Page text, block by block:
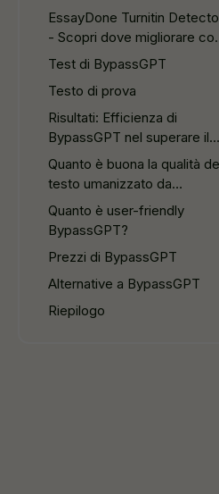
EssayDone Turnitin
- Scopri dove migliorare
punteggi AI
Test di BypassGPT
Testo di prova
Risultati: Efficienza di
BypassGPT nel superare il
rilevamento dell'IA
Quanto è buona la qualità
testo umanizzato da
BypassGPT?
Quanto è user-friendly
BypassGPT?
Prezzi di BypassGPT
Alternative a BypassGPT
Riepilogo